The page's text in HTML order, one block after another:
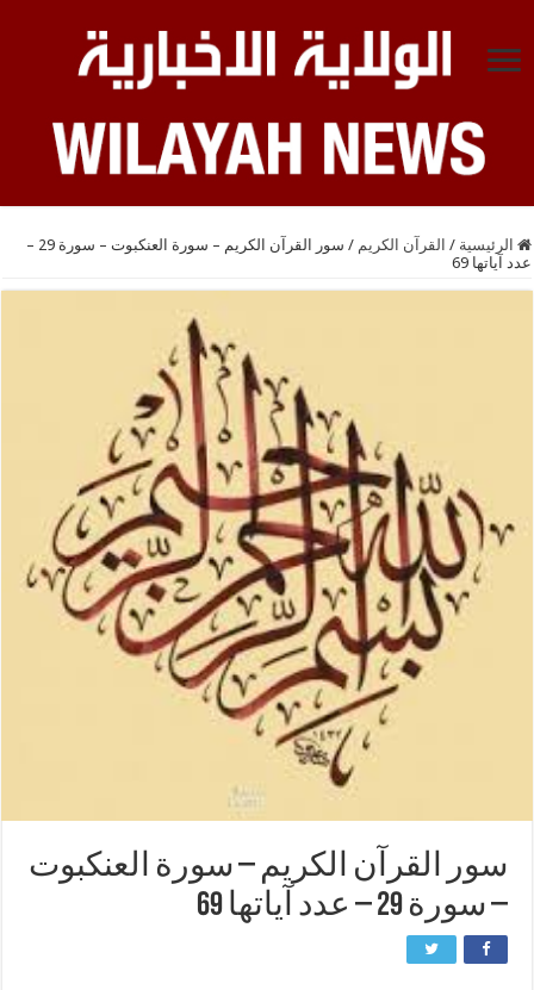
الرئيسية / القرآن الكريم /
سور القرآن الكريم – سورة العنكبوت – سورة 29 –
عدد آياتها 69
سور القرآن الكريم – سورة العنكبوت
– سورة 29 – عدد آياتها 69